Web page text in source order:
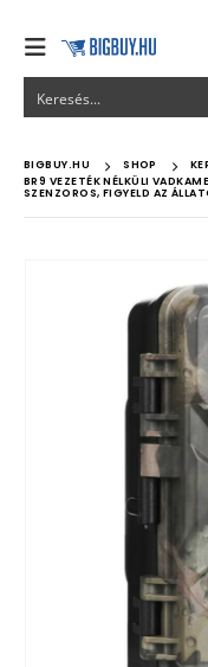
BIGBUY.HU SHOP
BR9 VEZETÉK NÉLKÜLI
SZENZOROS, FIGYELD AZ